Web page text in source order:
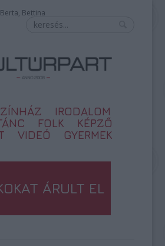
Bettina
IRODALOM
FOLK
KÉPZŐ
VIDEÓ GYERMEK
ÁRULT EL